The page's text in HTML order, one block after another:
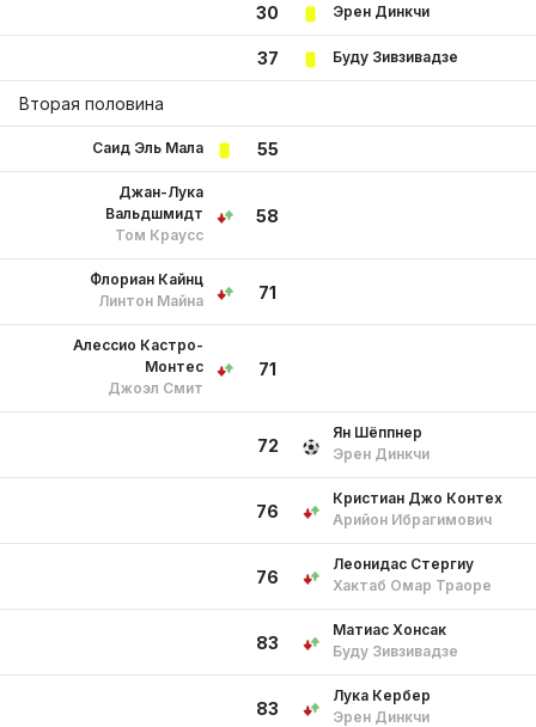
30 Эрен Динкчи
37 Буду Зивзивадзе
Вторая половина
55
Саид Эль Мала
58
Джан-Лука
Вальдшмидт
Том Краусс
71
Флориан Кайнц
Линтон Майна
71
Алессио Кастро-
Монтес
Джоэл Смит
72
Ян Шёппнер
Эрен Динкчи
76
Кристиан Джо Контех
Арийон Ибрагимович
76
Леонидас Стергиу
Хактаб Омар Траоре
83
Матиас Хонсак
Буду Зивзивадзе
83
Лука Кербер
Эрен Динкчи